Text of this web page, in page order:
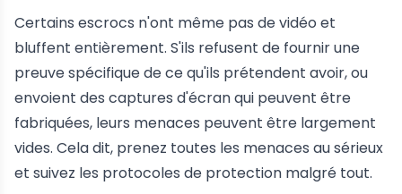
Certains escrocs n'ont même pas de vidéo et
bluffent entièrement. S'ils refusent de fournir une
preuve spécifique de ce qu'ils prétendent avoir, ou
envoient des captures d'écran qui peuvent être
fabriquées, leurs menaces peuvent être largement
vides. Cela dit, prenez toutes les menaces au sérieux
et suivez les protocoles de protection malgré tout.